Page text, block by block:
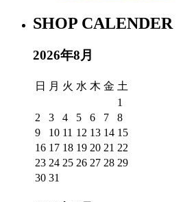
SHOP CALENDER
2026年8月
日 月 火 水 木 金 土
1
2
3 4 5 6 7
8
9
10 11 12 13 14 15
16 17 18 19 20 21 22
23 24 25 26 27 28 29
30 31